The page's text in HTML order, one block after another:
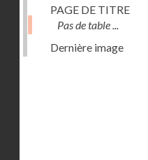
PAGE DE TITRE
Pas de table ...
Dernière image